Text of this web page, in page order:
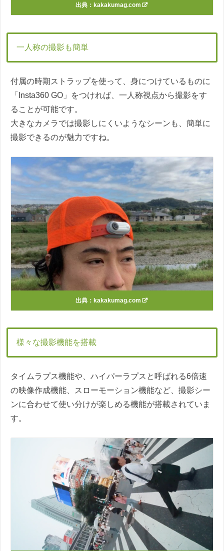
出典： kakakumag.com
一人称の撮影も簡単
付属の時期ストラップを使って、身につけているものに
「Insta360 GO」をつければ、一人称視点から撮影をす
ることが可能です。
大きなカメラでは撮影しにくいようなシーンも、簡単に
撮影できるのが魅力ですね。
出典： kakakumag.com
様々な撮影機能を搭載
タイムラプス機能や、ハイパーラプスと呼ばれる6倍速
の映像作成機能、スローモーション機能など、撮影シー
ンに合わせて使い分けが楽しめる機能が搭載されていま
す。